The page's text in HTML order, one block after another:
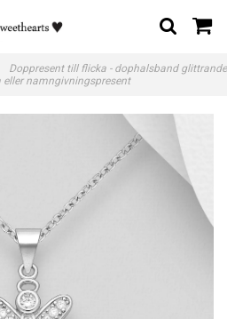
Doppresent till flicka - dophalsband glittrande
eller namngivningspresent